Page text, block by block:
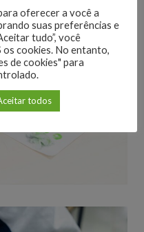
oferecer a você a
suas preferências e
tudo”, você
os cookies. No entanto,
de cookies" para
todos